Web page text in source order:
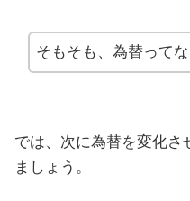
そもそも、為替って
では、次に為替を変化さ
ましょう。